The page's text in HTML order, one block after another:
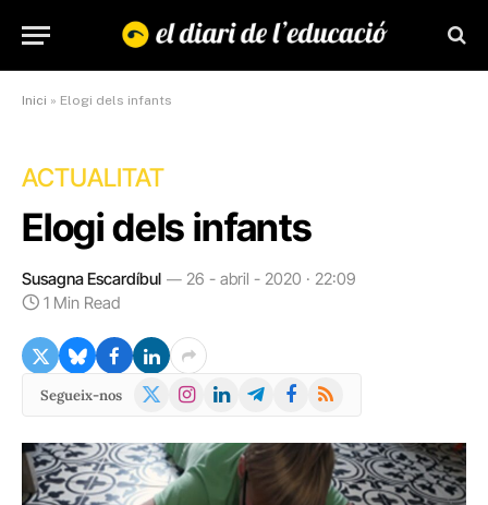
Inici » Elogi dels infants
ACTUALITAT
Elogi dels infants
Susagna Escardíbul
26 - abril - 2020 · 22:09
1 Min Read
Segueix-nos
X
Instagram
LinkedInTelegramFacebook
RSS